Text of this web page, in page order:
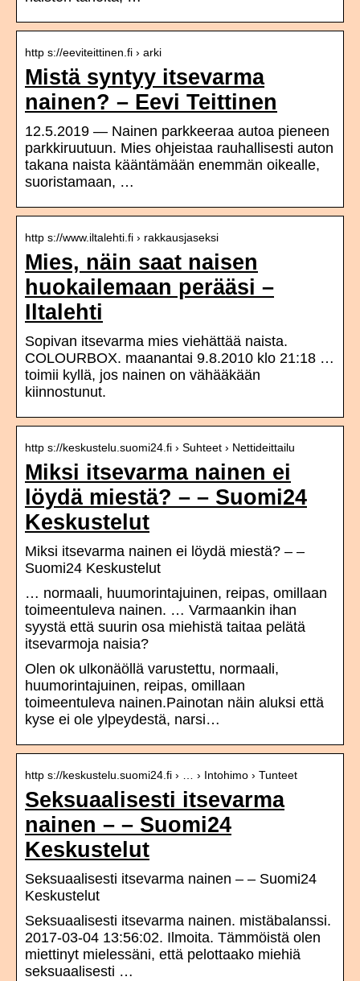
http s://eeviteittinen.fi › arki
Mistä syntyy itsevarma
nainen? – Eevi Teittinen
12.5.2019 — Nainen parkkeeraa autoa pieneen
parkkiruutuun. Mies ohjeistaa rauhallisesti auton
takana naista kääntämään enemmän oikealle,
suoristamaan, …
http s://www.iltalehti.fi › rakkausjaseksi
Mies, näin saat naisen
huokailemaan perääsi –
Iltalehti
Sopivan itsevarma mies viehättää naista.
COLOURBOX. maanantai 9.8.2010 klo 21:18 …
toimii kyllä, jos nainen on vähääkään
kiinnostunut.
http s://keskustelu.suomi24.fi › Suhteet › Nettideittailu
Miksi itsevarma nainen ei
löydä miestä? – – Suomi24
Keskustelut
Miksi itsevarma nainen ei löydä miestä? – –
Suomi24 Keskustelut
… normaali, huumorintajuinen, reipas, omillaan
toimeentuleva nainen. … Varmaankin ihan
syystä että suurin osa miehistä taitaa pelätä
itsevarmoja naisia?
Olen ok ulkonäöllä varustettu, normaali,
huumorintajuinen, reipas, omillaan
toimeentuleva nainen.Painotan näin aluksi että
kyse ei ole ylpeydestä, narsi…
http s://keskustelu.suomi24.fi › … › Intohimo › Tunteet
Seksuaalisesti itsevarma
nainen – – Suomi24
Keskustelut
Seksuaalisesti itsevarma nainen – – Suomi24
Keskustelut
Seksuaalisesti itsevarma nainen. mistäbalanssi.
2017-03-04 13:56:02. Ilmoita. Tämmöistä olen
miettinyt mielessäni, että pelottaako miehiä
seksuaalisesti …